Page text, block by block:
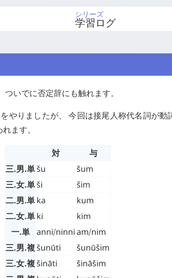
シリーズ
学習ログ
いでに否定辞にも触れます。
やりましたが、 今回は接尾人称代名詞が
ます。
対
与
三.男.単šu
šum
三.女.単ši
šim
二.男.単ka
kum
二.女.単ki
kim
一.単
anni/ninniam/nim
三.男.複šunūti
šunūšim
三.女.複šināti
šināšim